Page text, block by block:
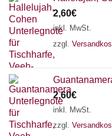
2,60€
inkl. MwSt.
zzgl.
2,60€
inkl. MwSt.
zzgl.